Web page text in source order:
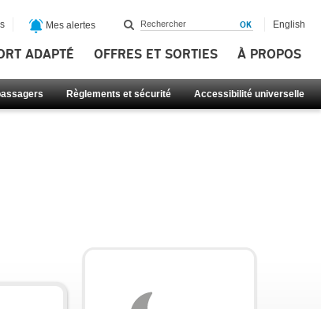
ADAPTÉ OFFRES ET SORTIES À PROPOS
Règlements et sécurité Accessibilité universelle
Mes alertes English